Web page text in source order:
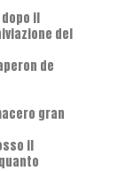
il
del
de
gran
il